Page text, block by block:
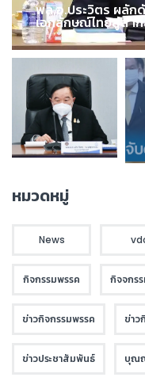
พล.อ.ประวิตร ผลัก
เอกลักษณ์ไทยสู่สา
หมวดหมู่
News
กิจกรรมพรรค กิจจกร
ข่าวกิจกรรมพรรค ข่าว
ข่าวประชาสัมพันธ์ บุณ